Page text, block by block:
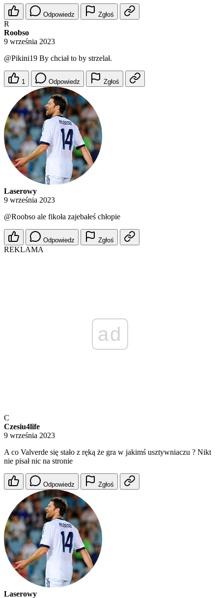
Odpowiedz Zgłoś
R
Roobso
9 września 2023
@Pikini19 By chciał to by strzelał.
1 Odpowiedz Zgłoś
Laserowy
9 września 2023
@Roobso ale fikoła zajebałeś chłopie
Odpowiedz Zgłoś
REKLAMA
ad
C
Czesiu4life
9 września 2023
A co Valverde się stało z ręką że gra w jakimś usztywniaczu ? Nikt
nie pisał nic na stronie
Odpowiedz Zgłoś
Laserowy